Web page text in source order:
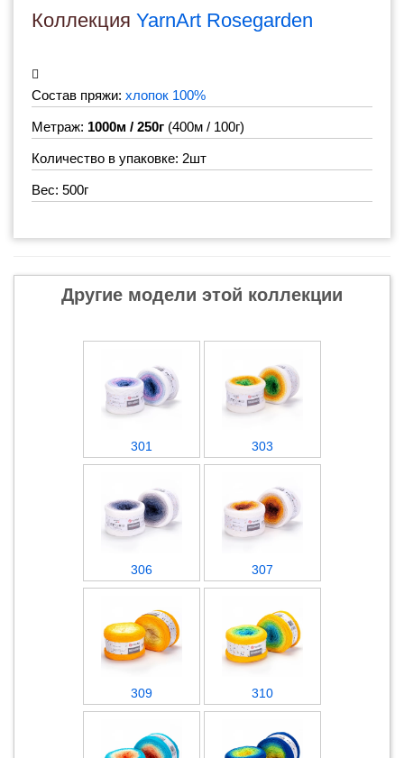
Коллекция YarnArt Rosegarden
Состав пряжи: хлопок 100%
Метраж: 1000м / 250г (400м / 100г)
Количество в упаковке: 2шт
Вес: 500г
Другие модели этой коллекции
301 303
306 307
309 310